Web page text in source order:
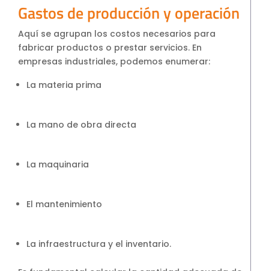
Gastos de producción y operación
Aquí se agrupan los costos necesarios para
fabricar productos o prestar servicios. En
empresas industriales, podemos enumerar:
La materia prima
La mano de obra directa
La maquinaria
El mantenimiento
La infraestructura y el inventario.